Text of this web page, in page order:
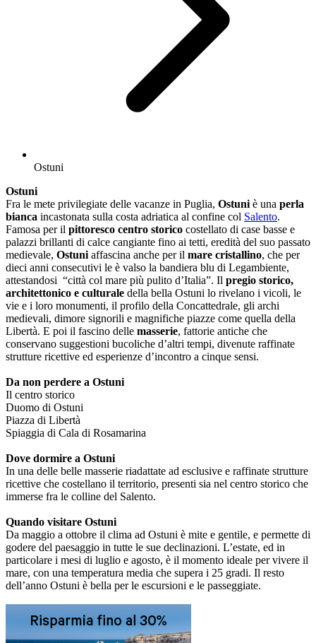
Ostuni
Ostuni
Fra le mete privilegiate delle vacanze in Puglia, Ostuni è una perla
bianca incastonata sulla costa adriatica al confine col Salento.
Famosa per il pittoresco centro storico costellato di case basse e
palazzi brillanti di calce cangiante fino ai tetti, eredità del suo passato
medievale, Ostuni affascina anche per il mare cristallino, che per
dieci anni consecutivi le è valso la bandiera blu di Legambiente,
attestandosi “città col mare più pulito d’Italia”. Il pregio storico,
architettonico e culturale della bella Ostuni lo rivelano i vicoli, le
vie e i loro monumenti, il profilo della Concattedrale, gli archi
medievali, dimore signorili e magnifiche piazze come quella della
Libertà. E poi il fascino delle masserie, fattorie antiche che
conservano suggestioni bucoliche d’altri tempi, divenute raffinate
strutture ricettive ed esperienze d’incontro a cinque sensi.
Da non perdere a Ostuni
Il centro storico
Duomo di Ostuni
Piazza di Libertà
Spiaggia di Cala di Rosamarina
Dove dormire a Ostuni
In una delle belle masserie riadattate ad esclusive e raffinate strutture
ricettive che costellano il territorio, presenti sia nel centro storico che
immerse fra le colline del Salento.
Quando visitare Ostuni
Da maggio a ottobre il clima ad Ostuni è mite e gentile, e permette di
godere del paesaggio in tutte le sue declinazioni. L’estate, ed in
particolare i mesi di luglio e agosto, è il momento ideale per vivere il
mare, con una temperatura media che supera i 25 gradi. Il resto
dell’anno Ostuni è bella per le escursioni e le passeggiate.